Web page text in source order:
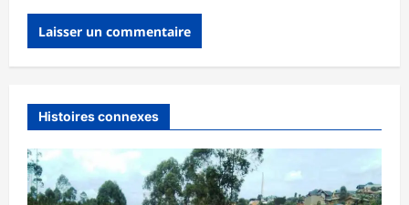
Histoires connexes